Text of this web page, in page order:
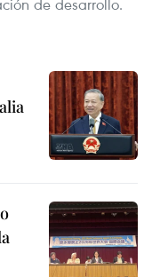
de desarrollo.